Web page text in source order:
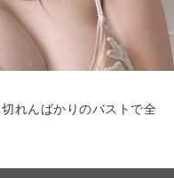
れんばかりのバストで全